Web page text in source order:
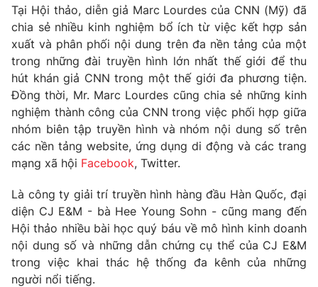
Học trực tuyến
Hitech Công nghệ tương lai
Sản phẩm
Thị trường
Tư vấn
Giao lưu trực tuyến
Lịch phát sóng
Chuyên mục khác
Emagazine Podcast
Photo Infographic
Video Shorts video
VTV Money
Tại Hội thảo, diễn giả Marc Lourdes của CNN (Mỹ) đã
chia sẻ nhiều kinh nghiệm bổ ích từ việc kết hợp sản
xuất và phân phối nội dung trên đa nền tảng của một
trong những đài truyền hình lớn nhất thế giới để thu
hút khán giả CNN trong một thế giới đa phương tiện.
Đồng thời, Mr. Marc Lourdes cũng chia sẻ những kinh
nghiệm thành công của CNN trong việc phối hợp giữa
nhóm biên tập truyền hình và nhóm nội dung số trên
các nền tảng website, ứng dụng di động và các trang
mạng xã hội Facebook, Twitter.
Là công ty giải trí truyền hình hàng đầu Hàn Quốc, đại
diện CJ E&M - bà Hee Young Sohn - cũng mang đến
Hội thảo nhiều bài học quý báu về mô hình kinh doanh
nội dung số và những dẫn chứng cụ thể của CJ E&M
trong việc khai thác hệ thống đa kênh của những
người nổi tiếng.